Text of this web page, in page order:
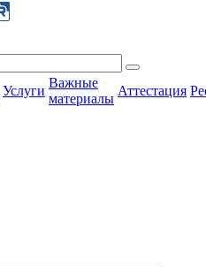
Услуги
Важные
материалы
Аттестация